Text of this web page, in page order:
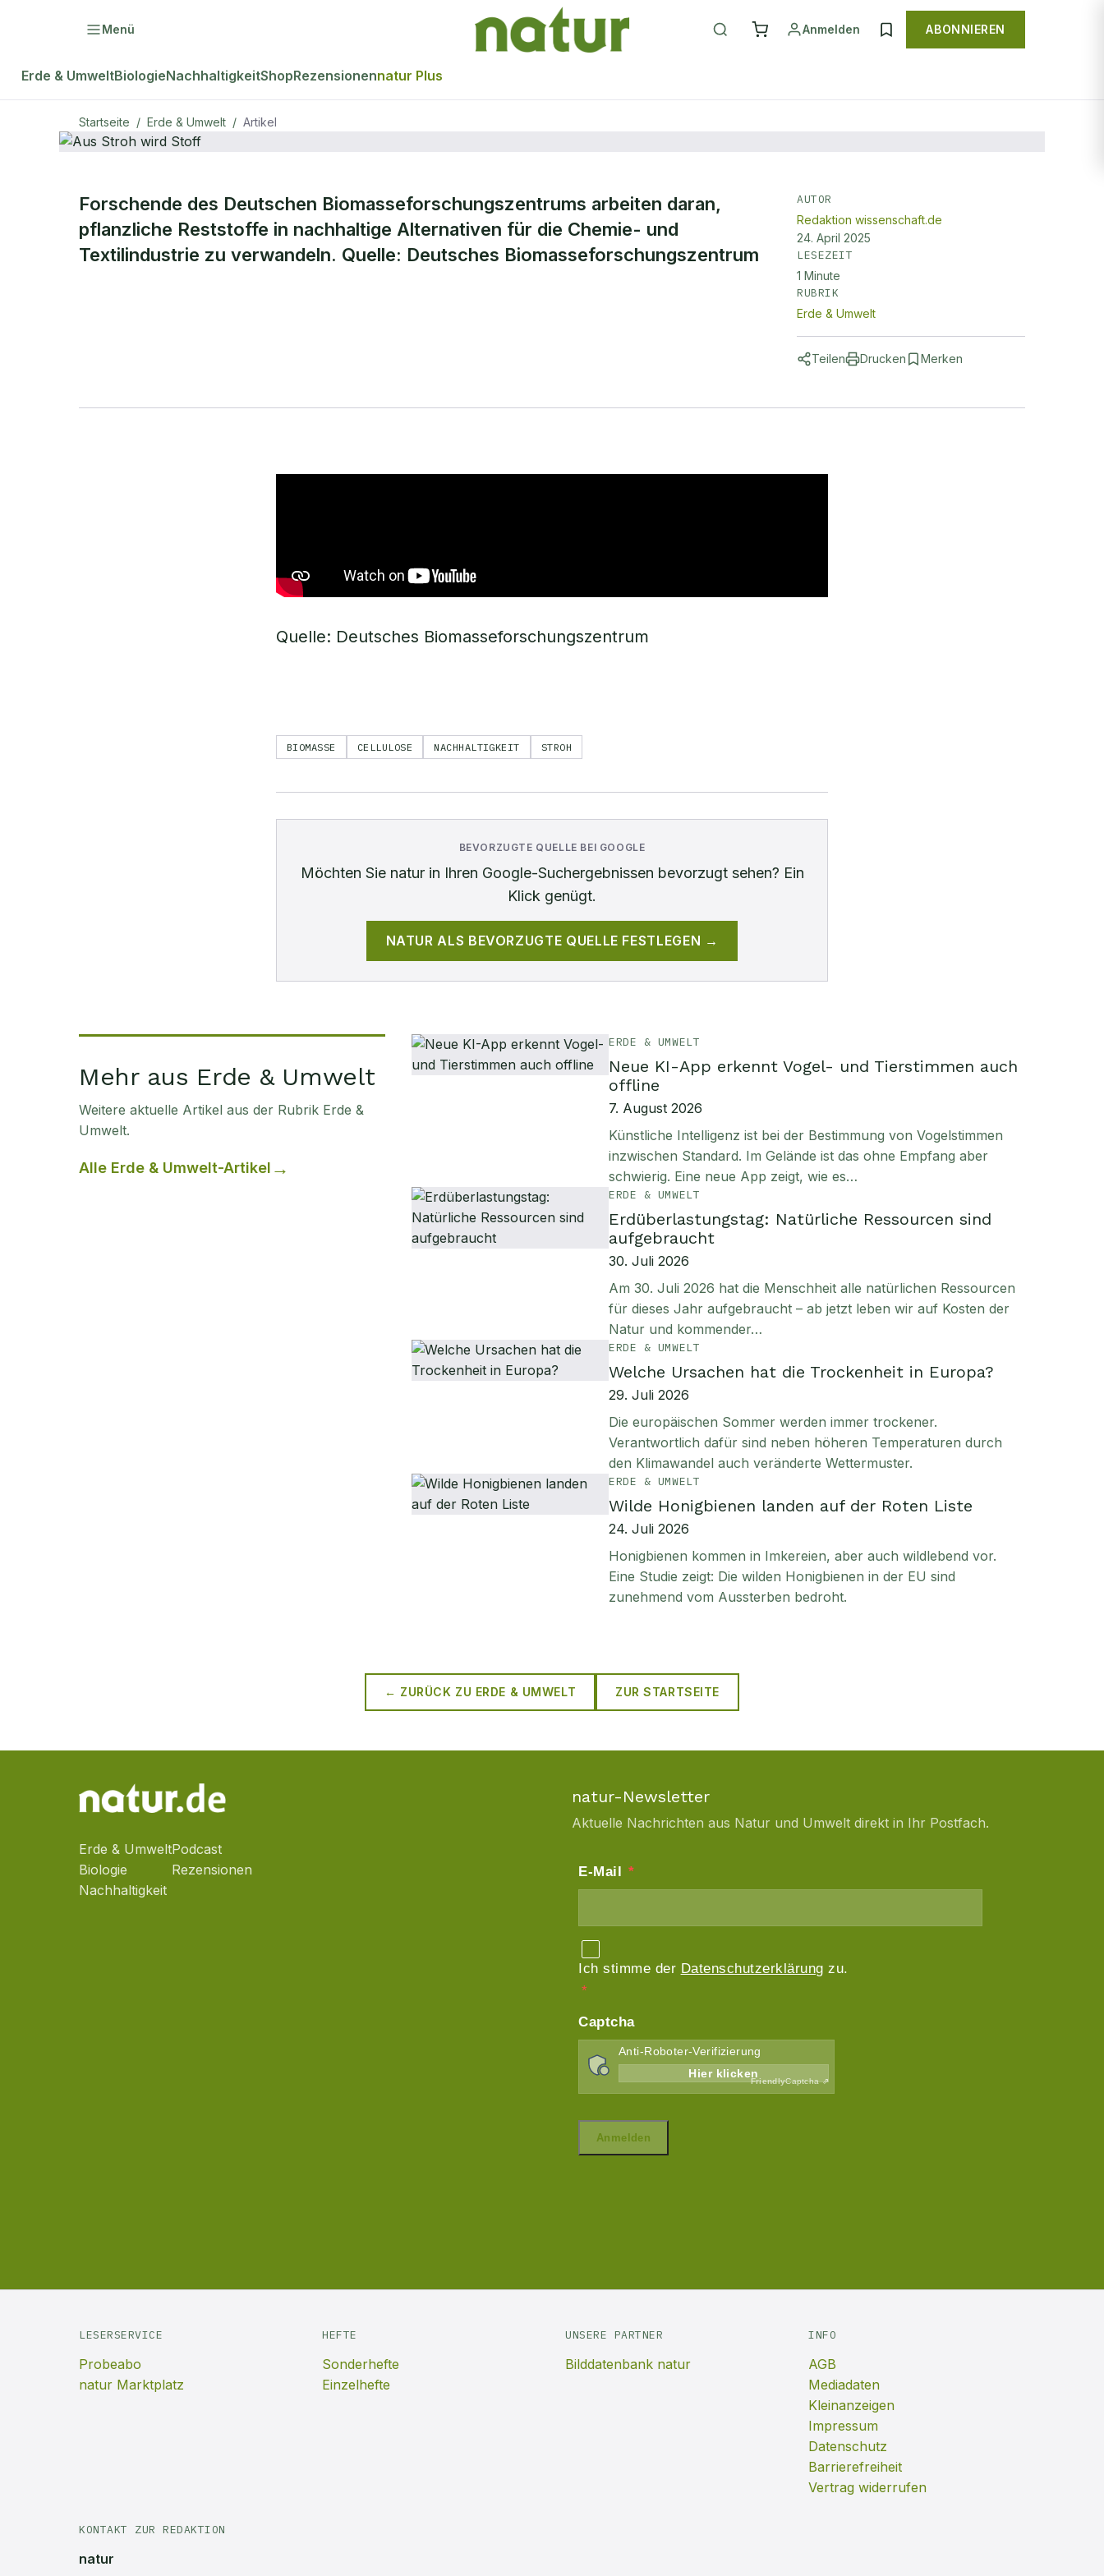
Menü Anmelden ABONNIEREN
Erde & UmweltBiologieNachhaltigkeitShopRezensionennatur Plus
Startseite / Erde & Umwelt / Artikel
ERDE & UMWELT
Aus Stroh wird
Forschende des Deutschen Biomasseforschungszentrums arbeiten daran,
pflanzliche Reststoffe in nachhaltige Alternativen für die Chemie- und
Textilindustrie zu verwandeln. Quelle: Deutsches Biomasseforschungszentrum
AUTOR
Redaktion wissenschaft.de
24. April 2025
LESEZEIT
1 Minute
RUBRIK
Erde & Umwelt
Teilen Drucken Merken
Quelle: Deutsches Biomasseforschungszentrum
BIOMASSE CELLULOSE NACHHALTIGKEIT STROH
BEVORZUGTE QUELLE BEI GOOGLE
Möchten Sie naturin Ihren Google-Suchergebnissen bevorzugt sehen? Ein
Klick genügt.
NATUR ALS BEVORZUGTE QUELLE FESTLEGEN →
Mehr aus Erde & Umwelt
Weitere aktuelle Artikel aus der Rubrik Erde &
Umwelt.
Alle Erde & Umwelt-Artikel
ERDE & UMWELT
Neue KI-App erkennt Vogel- und Tierstimmen auch
offline
7. August 2026
Künstliche Intelligenz ist bei der Bestimmung von Vogelstimmen
inzwischen Standard. Im Gelände ist das ohne Empfang aber
schwierig. Eine neue App zeigt, wie es…
ERDE & UMWELT
Erdüberlastungstag: Natürliche Ressourcen sind
aufgebraucht
30. Juli 2026
Am 30. Juli 2026 hat die Menschheit alle natürlichen Ressourcen
für dieses Jahr aufgebraucht – ab jetzt leben wir auf Kosten der
Natur und kommender…
ERDE & UMWELT
Welche Ursachen hat die Trockenheit in Europa?
29. Juli 2026
Die europäischen Sommer werden immer trockener.
Verantwortlich dafür sind neben höheren Temperaturen durch
den Klimawandel auch veränderte Wettermuster.
ERDE & UMWELT
Wilde Honigbienen landen auf der Roten Liste
24. Juli 2026
Honigbienen kommen in Imkereien, aber auch wildlebend vor.
Eine Studie zeigt: Die wilden Honigbienen in der EU sind
zunehmend vom Aussterben bedroht.
← ZURÜCK ZU ERDE & UMWELT ZUR STARTSEITE
Erde & Umwelt
Biologie
Nachhaltigkeit
Podcast
Rezensionen
natur-Newsletter
Aktuelle Nachrichten aus Natur und Umwelt direkt in Ihr Postfach.
LESERSERVICE
Probeabo
natur Marktplatz
HEFTE
Sonderhefte
Einzelhefte
UNSERE PARTNER
Bilddatenbank natur
INFO
AGB
Mediadaten
Kleinanzeigen
Impressum
Datenschutz
Barrierefreiheit
Vertrag widerrufen
KONTAKT ZUR REDAKTION
natur